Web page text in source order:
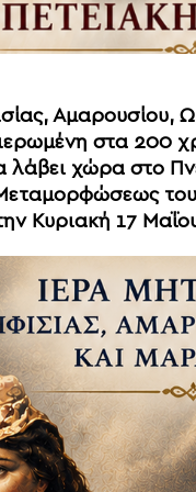
στα 200
χώρα στο
Κυριακή 17